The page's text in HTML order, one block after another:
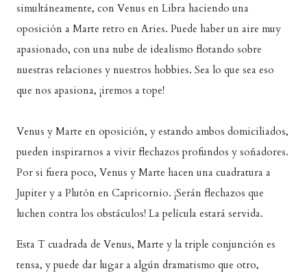
simultáneamente, con Venus en Libra haciendo una
oposición a Marte retro en Aries. Puede haber un aire muy
apasionado, con una nube de idealismo flotando sobre
nuestras relaciones y nuestros hobbies. Sea lo que sea eso
que nos apasiona, ¡iremos a tope!
Venus y Marte en oposición, y estando ambos domiciliados,
pueden inspirarnos a vivir flechazos profundos y soñadores.
Por si fuera poco, Venus y Marte hacen una cuadratura a
Jupiter y a Plutón en Capricornio. ¡Serán flechazos que
luchen contra los obstáculos! La película estará servida.
Esta T cuadrada de Venus, Marte y la triple conjunción es
tensa, y puede dar lugar a algún dramatismo que otro,